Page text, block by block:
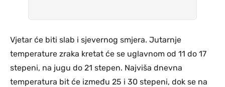
Vjetar će biti slab i sjevernog smjera. Jutarnje
temperature zraka kretat će se uglavnom od 11 do 17
stepeni, na jugu do 21 stepen. Najviša dnevna
temperatura bit će između 25 i 30 stepeni, dok se na